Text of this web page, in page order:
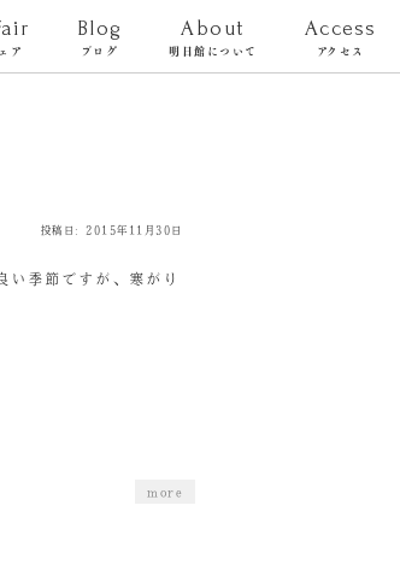
ア
Blog
ブログ
About
明日館について
Access
アクセス
投稿日: 2015年11月30日
い季節ですが、寒がり
more